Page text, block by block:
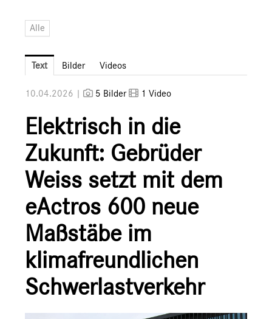
Unimog
Media
Downloads
Alle
Text Bilder Videos
10.04.2026 | 5 Bilder 1 Video
Elektrisch in die
Zukunft: Gebrüder
Weiss setzt mit dem
eActros 600 neue
Maßstäbe im
klimafreundlichen
Schwerlastverkehr